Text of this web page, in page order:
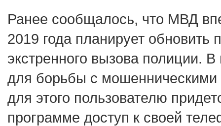
Ранее сообщалось, что МВД
2019 года планирует обновить
экстренного вызова полиции.
для борьбы с мошенническими
для этого пользователю
программе доступ к своей